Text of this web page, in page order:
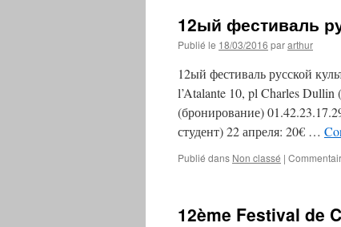
12ый фестиваль
Publié le 18/03/2016 pararthur
12ый фестиваль русской
l’Atalante 10, pl Charles
(бронирование)
студент) 22 апреля: 20€ …
Publié dans Non classé |
12ème Festival de